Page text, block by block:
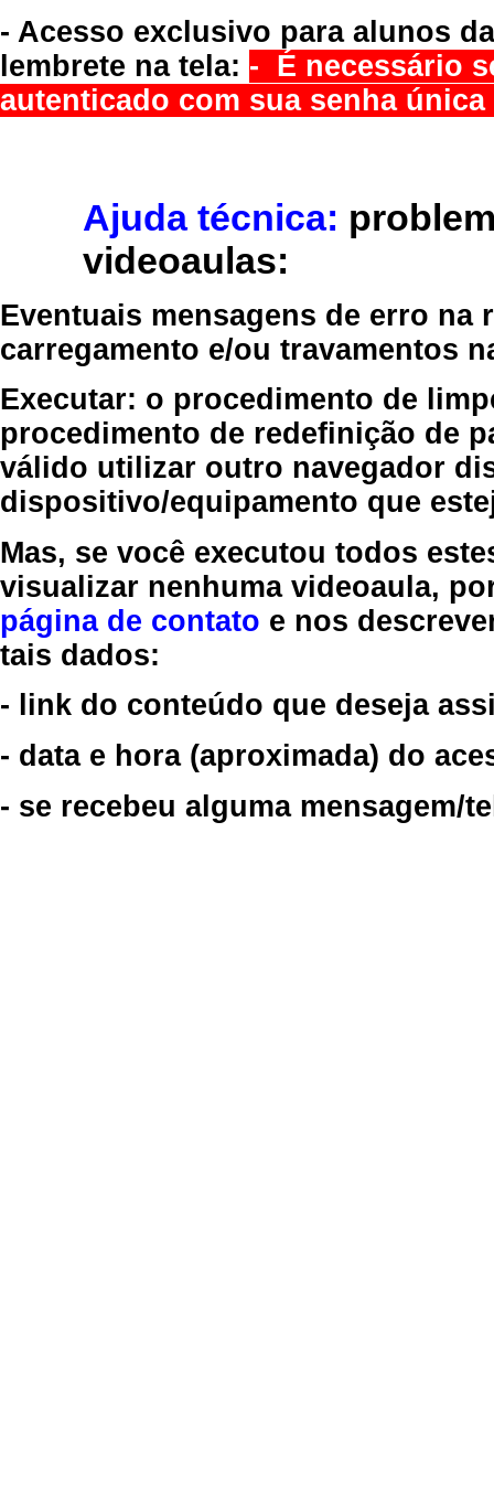
- Acesso exclusivo para alunos
lembrete na tela: - É necessário
autenticado com sua senha
Ajuda técnica:
videoaulas:
Eventuais mensagens de erro
carregamento e/ou travamentos
Executar: o procedimento de
procedimento de redefinição de
válido utilizar outro navegador
dispositivo/equipamento que
Mas, se você executou todos
visualizar nenhuma videoaula,
página de contato e nos
tais dados:
- link do conteúdo que deseja
- data e hora (aproximada) do
- se recebeu alguma mensagem/